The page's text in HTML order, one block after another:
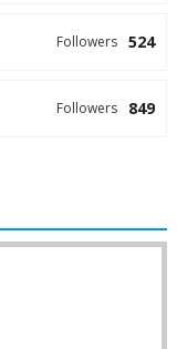
524
Followers
849
Followers